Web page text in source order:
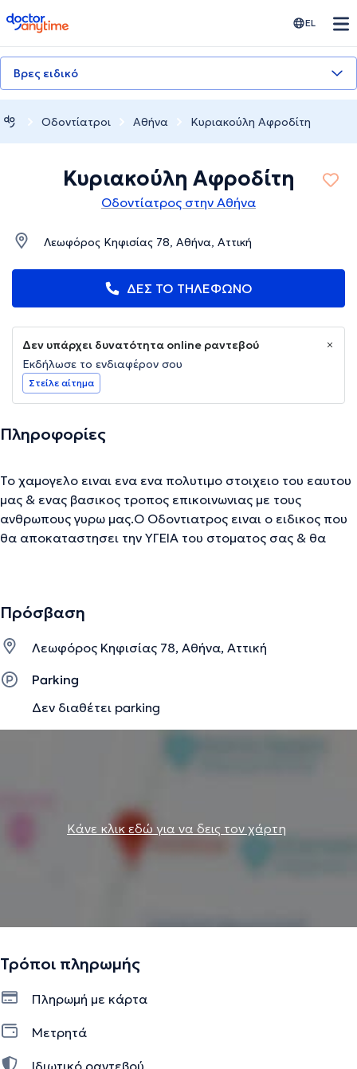
doctoranytime EL
Βρες ειδικό
Οδοντίατροι Αθήνα Κυριακούλη Αφροδίτη
Κυριακούλη Αφροδίτη
Οδοντίατρος στην Αθήνα
Λεωφόρος Κηφισίας 78, Αθήνα, Αττική
ΔΕΣ ΤΟ ΤΗΛΕΦΩΝΟ
Δεν υπάρχει δυνατότητα online ραντεβού
Εκδήλωσε το ενδιαφέρον σου
Στείλε αίτημα
Πληροφορίες
Το χαμογελο ειναι ενα ενα πολυτιμο στοιχειο του εαυτου
μας & ενας βασικος τροπος επικοινωνιας με τους
ανθρωπους γυρω μας.Ο Οδοντιατρος ειναι ο ειδικος που
θα αποκαταστησει την ΥΓΕΙΑ του στοματος σας & θα
Την περιγραφή επιμελείται η ομάδα του doctoranytime βασισμένη σε
Πρόσβαση
Λεωφόρος Κηφισίας 78, Αθήνα, Αττική
Parking
Δεν διαθέτει parking
Κάνε κλικ εδώ για να δεις τον χάρτη
Τρόποι πληρωμής
Πληρωμή με κάρτα
Μετρητά
Ιδιωτικό ραντεβού